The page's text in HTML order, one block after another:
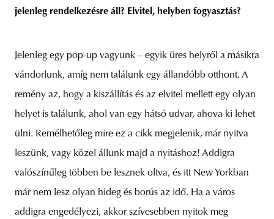
jelenleg rendelkezésre áll? Elvitel, helyben fogyasztás?
Jelenleg egy pop-up vagyunk – egyik üres helyről a másikra
vándorlunk, amíg nem találunk egy állandóbb otthont. A
remény az, hogy a kiszállítás és az elvitel mellett egy olyan
helyet is találunk, ahol van egy hátsó udvar, ahova ki lehet
ülni. Remélhetőleg mire ez a cikk megjelenik, már nyitva
leszünk, vagy közel állunk majd a nyitáshoz! Addigra
valószínűleg többen be lesznek oltva, és itt New Yorkban
már nem lesz olyan hideg és borús az idő. Ha a város
addigra engedélyezi, akkor szívesebben nyitok meg